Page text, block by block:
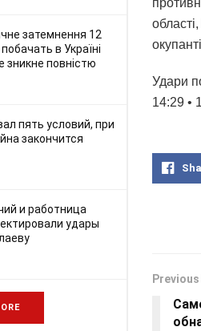
затемнення 12
в Україні
зникне повністю
пять условий, при
закончится
и работница
удары
Удари
14:29 •